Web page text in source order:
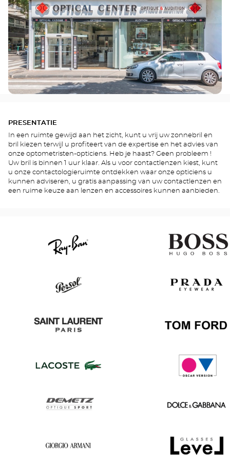
PRESENTATIE
In een ruimte gewijd aan het zicht, kunt u vrij uw zonnebril en
bril kiezen terwijl u profiteert van de expertise en het advies van
onze optometristen-opticiens. Heb je haast? Geen probleem !
Uw bril is binnen 1 uur klaar. Als u voor contactlenzen kiest, kunt
u onze contactologieruimte ontdekken waar onze opticiens u
kunnen adviseren, u gratis aanpassing van uw contactlenzen en
een ruime keuze aan lenzen en accessoires kunnen aanbieden.
Laurent